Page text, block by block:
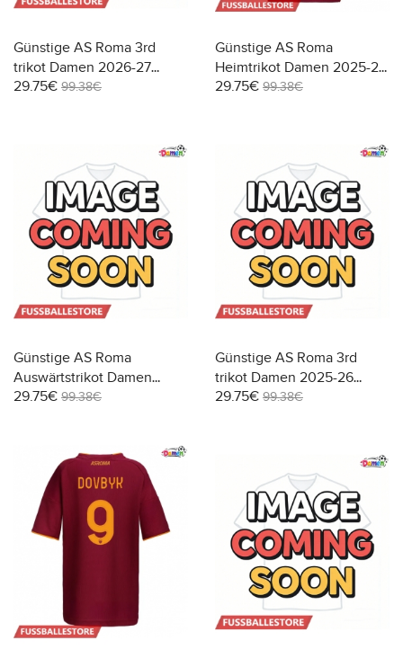
Günstige AS Roma 3rd
trikot Damen 2026-27
Kurzarm
29.75€ 99.38€
Günstige AS Roma
Heimtrikot Damen 2025-26
Kurzarm
29.75€ 99.38€
Günstige AS Roma
Auswärtstrikot Damen
2025-26 Kurzarm
29.75€ 99.38€
Günstige AS Roma 3rd
trikot Damen 2025-26
Kurzarm
29.75€ 99.38€